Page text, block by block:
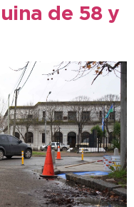
de 58 y